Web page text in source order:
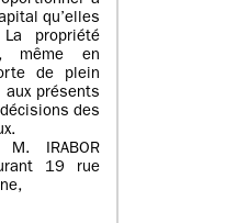
qu’elles
La propriété
même en
de plein
présents
des
M. IRABOR
19 rue